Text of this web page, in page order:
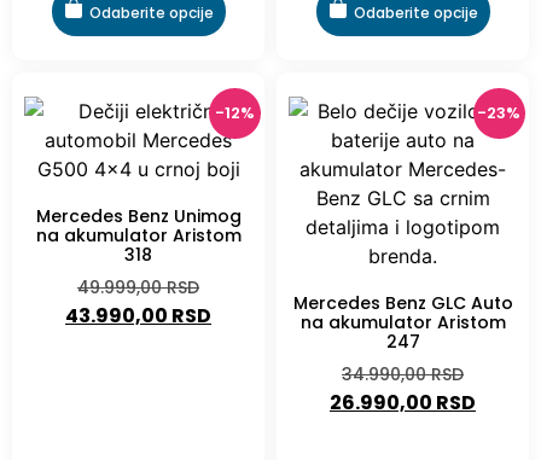
Odaberite opcije Odaberite opcije
-12%
Mercedes Benz Unimog
na akumulator Aristom
318
49.999,00RSD
43.990,00 RSD
-23%
Mercedes Benz GLC Auto
na akumulator Aristom
247
34.990,00RSD
26.990,00 RSD